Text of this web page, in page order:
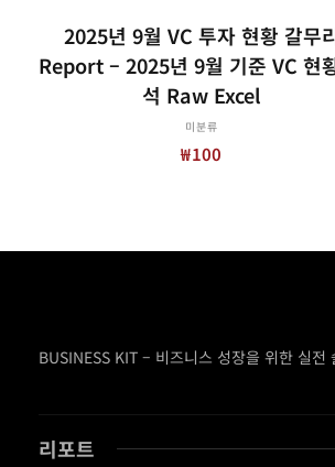
2025년 9월 VC 투자 현황 갈무
Report – 2025년 9월 기준 VC 현
석 Raw Excel
미분류
₩100
BUSINESS KIT – 비즈니스 성장을 위한 실전
리포트